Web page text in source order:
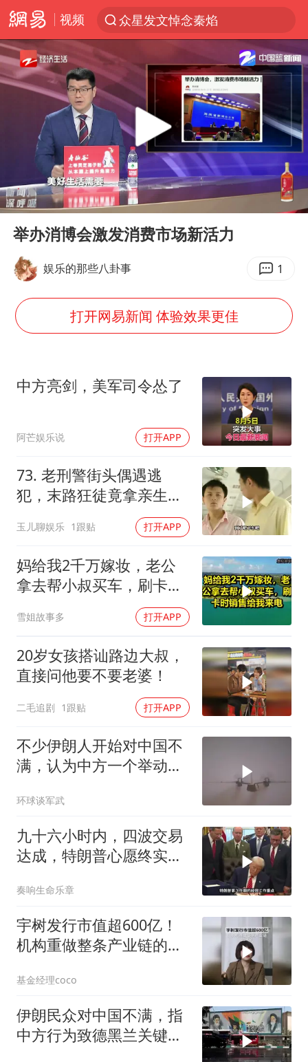
视频
众星发文悼念秦焰
新能源汽车产业链提速
SK海力士回应“或出售重庆工厂”传闻
费大厨不自称“大王”了
血指纹匹配成功，20年悬案告破！凶手被执行死刑
辽宁28名务农人员中暑死亡？官方辟谣
独闯南太行失联女子遗体已找到
“还不如不放假”
武契奇：欧洲已处于大战边缘
7月CPI同比上涨0.5% 经济内生增长动力持续增强
部分银行上调存款利率
白海豚突然大拐弯 走出罕见路线
朱一龙的鼻子怎么了
成都多趟列车临时停运
下党之路
Play
00:00 02:35
举办消博会激发消费市场新活力
娱乐的那些八卦事 1
打开网易新闻 体验效果更佳
中方亮剑，美军司令怂了
阿芒娱乐说 打开APP
73. 老刑警街头偶遇逃
犯，末路狂徒竟拿亲生儿
玉儿聊娱乐 1跟贴 打开APP
妈给我2千万嫁妆，老公
拿去帮小叔买车，刷卡时
雪姐故事多 打开APP
20岁女孩搭讪路边大叔，
直接问他要不要老婆！
二毛追剧 1跟贴 打开APP
不少伊朗人开始对中国不
满，认为中方一个举动，
环球谈军武
九十六小时内，四波交易
达成，特朗普心愿终实
奏响生命乐章
宇树发行市值超600亿！
机构重做整条产业链的尺
基金经理coco
伊朗民众对中国不满，指
中方行为致德黑兰关键工